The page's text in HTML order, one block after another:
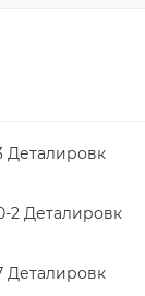
Деталировк
2 Деталировк
Деталировк